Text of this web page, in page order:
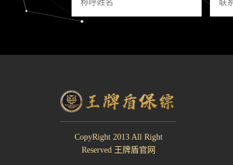
CopyRight 2013 All Right
Reserved 王牌盾官网